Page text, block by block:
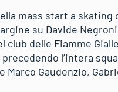
mass start a skating
su Davide
club delle Fiamme
l’intera
Gaudenzio,